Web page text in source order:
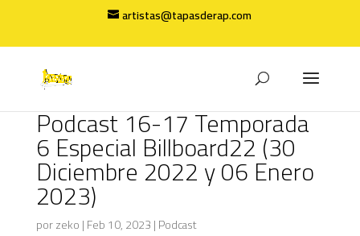
artistas@tapasderap.com
Podcast 16-17 Temporada
6 Especial Billboard22 (30
Diciembre 2022 y 06 Enero
2023)
porzeko|Feb 10, 2023|Podcast